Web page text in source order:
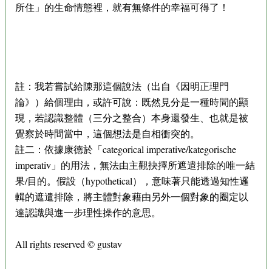
所住」的生命情態裡，就有無條件的幸福可得了！
註：我若嘗試給陳那這個說法（出自《因明正理門
論》）給個理由，或許可說：既然見分是一種時間的顯
現，若認識整體（三分之整合）本身還發生、也就是被
覺察於時間當中，這個想法是自相衝突的。
註二：依據康德於「categorical imperative/kategorische
imperativ」的用法，無法由主觀抉擇所遮遣排除的唯一結
果/目的。假設（hypothetical），意味著只能透過知性邏
輯的遮遣排除，將主體對象藉由另外一個對象的圈定以
達認識與進一步理性操作的意思。
All rights reserved © gustav